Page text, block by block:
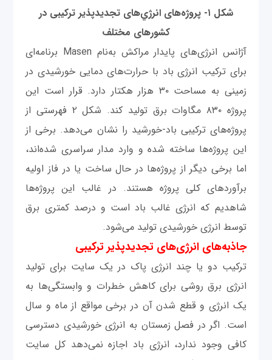
شکل ۱- پروژه‌های انرژي‌های تجدیدپذیر ترکیبی در
کشورهای مختلف
آژانس انرژی‌های پایدار مراکش به‌نام Masen برنامه‌ای
برای ترکیب انرژی باد با حرارت‌های دمایی خورشیدی در
زمینی به مساحت ۳۰ هزار هکتار دارد. قرار است این
پروژه ۸۳۰ مگاوات برق تولید کند. شکل ۲ فهرستی از
پروژه‌های ترکیبی باد-خورشید را نشان می‌دهد. برخی از
این پروژه‌ها ساخته شده و وارد مدار سراسری شده‌اند،
اما برخی دیگر از پروژه‌ها در حال ساخت یا در فاز اولیه
برآوردهای کلی پروژه هستند. در غالب این پروژه‌ها
شاهدیم که انرژی غالب باد است و درصد کمتری برق
توسط انرژی خورشیدی تولید می‌شود.
جاذبه‌های انرژی‌های تجدیدپذیر ترکیبی
ترکیب دو یا چند انرژی پاک در یک سایت برای تولید
انرژی برق روشی برای کاهش خطرات و وابستگی‌ها به
یک انرژی و قطع شدن آن در برخی مواقع از ماه و سال
است. اگر در فصل زمستان به انرژی خورشیدی دسترسی
کافی وجود ندارد، انرژی باد اجازه نمی‌دهد کل سایت